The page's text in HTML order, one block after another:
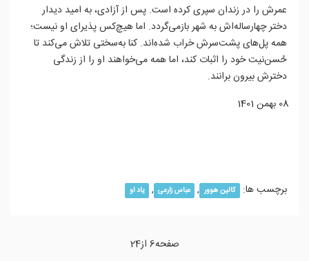
عمرش را در زندان سپری کرده است. پس از آزادی، به امید دیدار
دختر چهارساله‌اش به شهر بازمی‌گردد. اما هیچ‌کس پذیرای او نیست؛
همه پل‌های پشت‌سرش خراب شده‌اند. کنا به‌سختی تلاش می‌کند تا
حُسن‌نیت خود را اثبات کند، اما همه می‌خواهند او را از زندگی
دخترش بیرون برانند.
08 بهمن 1401
برچسب ها: کالین هوور , عباس زارعی , یاد او
صفحه6 از24